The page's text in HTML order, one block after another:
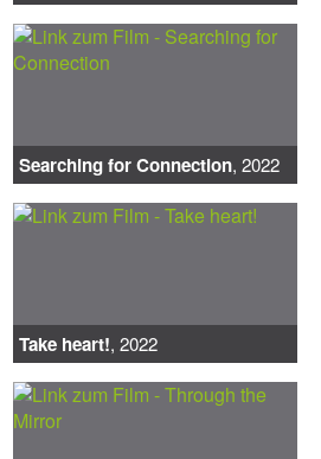
Searching for Connection, 2022
Take heart!, 2022